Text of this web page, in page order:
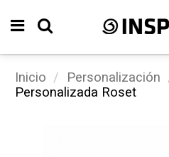
Inicio Personalización
Personalizada Roset